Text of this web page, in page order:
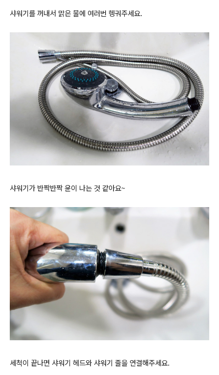
샤워기를 꺼내서 맑은 물에 여러번 헹궈주세요.
샤워기가 반짝반짝 윤이 나는 것 같아요~
세척이 끝나면 샤워기 헤드와 샤워기 줄을 연결해주세요.